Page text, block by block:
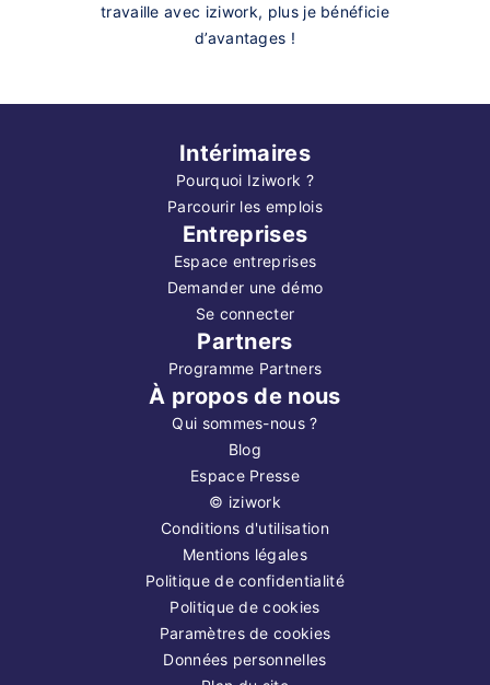
travaille avec iziwork, plus je bénéficie
d’avantages !
Intérimaires
Pourquoi Iziwork ?
Parcourir les emplois
Entreprises
Espace entreprises
Demander une démo
Se connecter
Partners
Programme Partners
À propos de nous
Qui sommes-nous ?
Blog
Espace Presse
© iziwork
Conditions d'utilisation
Mentions légales
Politique de confidentialité
Politique de cookies
Paramètres de cookies
Données personnelles